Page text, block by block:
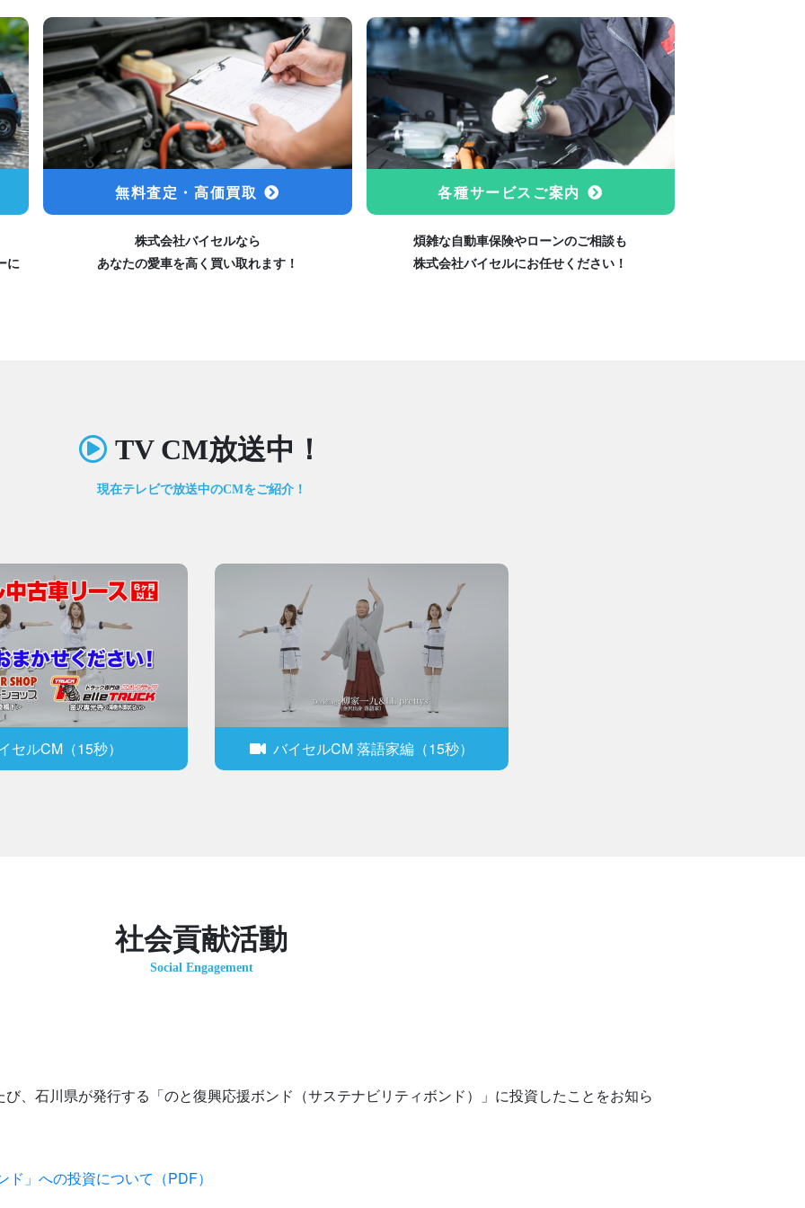
に
無料査定・高価買取
株式会社バイセルなら
あなたの愛車を高く買い取れます！
各種サービスご案内
煩雑な自動車保険やローンのご相談も
株式会社バイセルにお任せください！
TV CM放送中！
現在テレビで放送中のCMをご紹介！
セルCM（15秒） バイセルCM 落語家編（15秒）
社会貢献活動
Social Engagement
、石川県が発行する「のと復興応援ボンド（サステナビリティボンド）」に投資したことをお知ら
」への投資について（PDF）